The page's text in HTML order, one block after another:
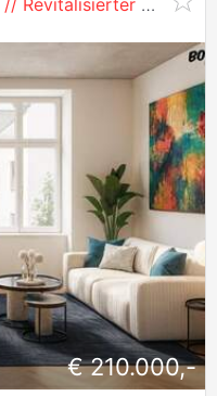
// Revitalisierter Altbau Luftwärmepumpe, Klimaanlage // – Exklusive Dachgeschosswohnungen mit Südwest-Terrassen in 11...
€ 210.000,-